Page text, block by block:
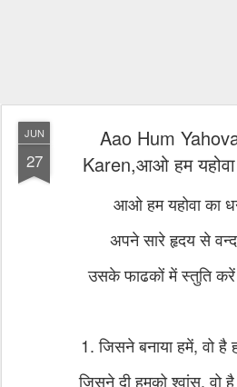
JUN
27
Aao Hum
Karen,आओ हम
आओ हम यहोवा का
अपने सारे हृदय से
उसके फाढकों में स्तुति
1. जिसने बनाया हमें, वो है
जिसने दी हमको श्वांस, वो है